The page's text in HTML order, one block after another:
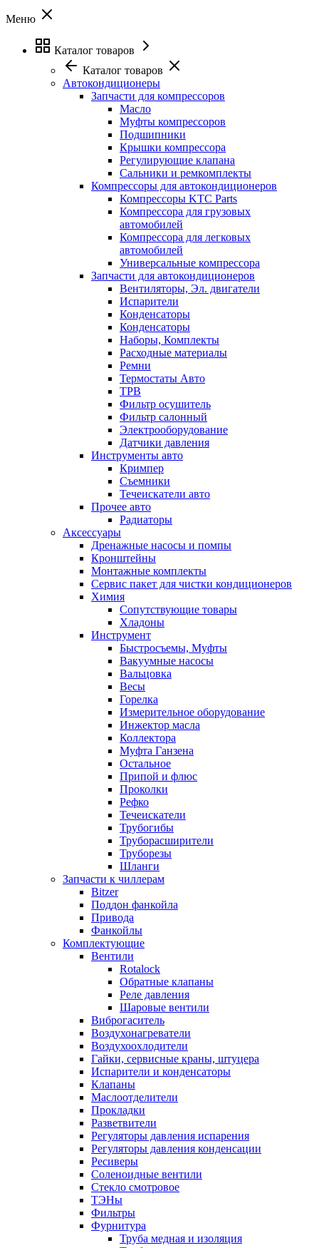
Меню
Каталог товаров
Каталог товаров
Автокондиционеры
Запчасти для компрессоров
Масло
Муфты компрессоров
Подшипники
Крышки компрессора
Регулирующие клапана
Сальники и ремкомплекты
Компрессоры для автокондиционеров
Компрессоры KTC Parts
Компрессора для грузовых
автомобилей
Компрессора для легковых
автомобилей
Универсальные компрессора
Запчасти для автокондиционеров
Вентиляторы, Эл. двигатели
Испарители
Конденсаторы
Конденсаторы
Наборы, Комплекты
Расходные материалы
Ремни
Термостаты Авто
ТРВ
Фильтр осушитель
Фильтр салонный
Электрооборудование
Датчики давления
Инструменты авто
Кримпер
Съемники
Течеискатели авто
Прочее авто
Радиаторы
Аксессуары
Дренажные насосы и помпы
Кронштейны
Монтажные комплекты
Сервис пакет для чистки кондиционеров
Химия
Сопутствующие товары
Хладоны
Инструмент
Быстросъемы, Муфты
Вакуумные насосы
Вальцовка
Весы
Горелка
Измерительное оборудование
Инжектор масла
Коллектора
Муфта Ганзена
Остальное
Припой и флюс
Проколки
Рефко
Течеискатели
Трубогибы
Труборасширители
Труборезы
Шланги
Запчасти к чиллерам
Bitzer
Поддон фанкойла
Привода
Фанкойлы
Комплектующие
Вентили
Rotalock
Обратные клапаны
Реле давления
Шаровые вентили
Виброгаситель
Воздухонагреватели
Воздухоохлодители
Гайки, сервисные краны, штуцера
Испарители и конденсаторы
Клапаны
Маслоотделители
Прокладки
Разветвители
Регуляторы давления испарения
Регуляторы давления конденсации
Ресиверы
Соленоидные вентили
Стекло смотровое
ТЭНы
Фильтры
Фурнитура
Труба медная и изоляция